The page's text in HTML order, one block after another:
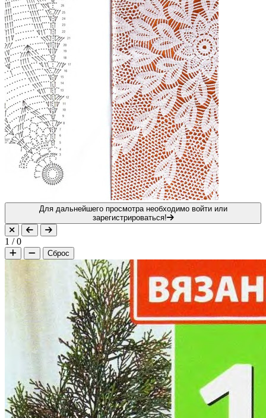
Для дальнейшего просмотра необходимо войти или
зарегистрироваться!
1 /0
Сброс